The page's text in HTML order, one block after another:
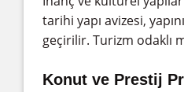
tarihi yapı avizesi,
geçirilir. Turizm odaklı
Konut ve Prestij